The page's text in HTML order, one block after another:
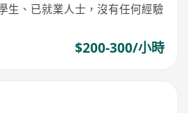
生、已就業人士，沒有任何經驗
$200-300/小時